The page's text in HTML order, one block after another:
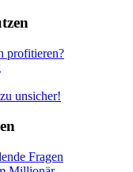
profitieren?
unsicher!
Fragen